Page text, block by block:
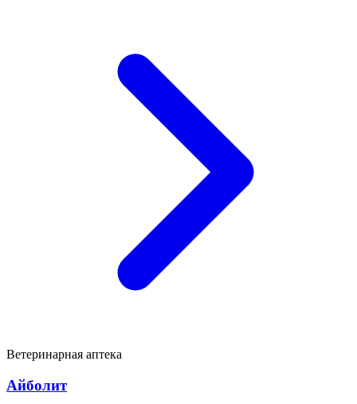
Ветеринарная аптека
Айболит